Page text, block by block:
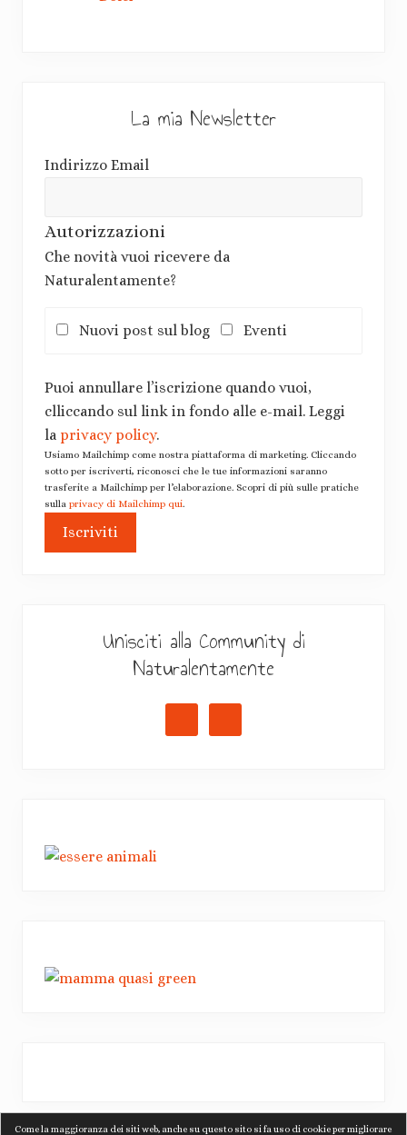
La mia Newsletter
Indirizzo Email
Autorizzazioni
Che novità vuoi ricevere da
Naturalentamente?
Nuovi post sul blog Eventi
Puoi annullare l’iscrizione quando vuoi,
clliccando sul link in fondo alle e-mail. Leggi
la privacy policy.
Usiamo Mailchimp come nostra piattaforma di marketing. Cliccando
sotto per iscriverti, riconosci che le tue informazioni saranno
trasferite a Mailchimp per l’elaborazione. Scopri di più sulle pratiche
sulla privacy di Mailchimp qui.
Unisciti alla Community di
Naturalentamente
Come la maggioranza dei siti web, anche su questo sito si fa uso di cookie per migliorare